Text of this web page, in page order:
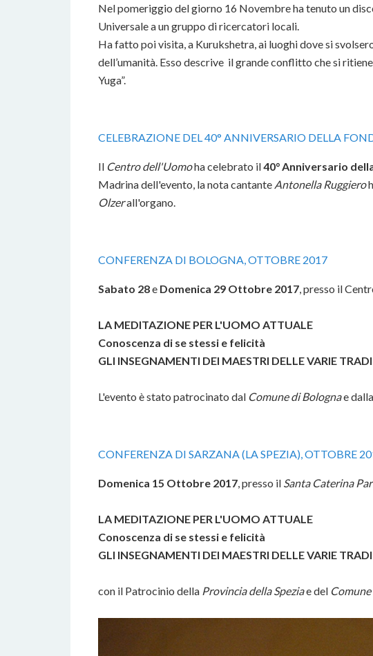
Nel pomeriggio del giorno 16 Novembre ha tenuto un
Universale a un gruppo di ricercatori locali.
Ha fatto poi visita, a Kurukshetra, ai luoghi dove si
dell’umanità. Esso descrive il grande conflitto che si
Yuga”.
CELEBRAZIONE DEL 40° ANNIVERSARIO DELLA
Il Centro dell'Uomoha celebrato il40° Anniversario
Madrina dell'evento, la nota cantante Antonella Ruggiero
Olzerall'organo.
CONFERENZA DI BOLOGNA, OTTOBRE 2017
Sabato 28e Domenica 29 Ottobre 2017, presso il
LA MEDITAZIONE PER L'UOMO ATTUALE
Conoscenza di se stessi e felicità
GLI INSEGNAMENTI DEI MAESTRI DELLE VARIE
L'evento è stato patrocinato dal Comune di Bolognae dalla
CONFERENZA DI SARZANA (LA SPEZIA), OTTOBRE
Domenica 15 Ottobre 2017, presso il Santa Caterina
LA MEDITAZIONE PER L'UOMO ATTUALE
Conoscenza di se stessi e felicità
GLI INSEGNAMENTI DEI MAESTRI DELLE VARIE
con il Patrocinio della Provincia della Speziae del Comune